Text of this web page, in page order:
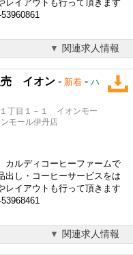
レイアウトも行って頂きます
関連求人情報
売 イオン - 新着 - ハ
丁目１－１ イオンモー
モール伊丹店
カルディ コーヒーファームで
出し・ コーヒーサービスをは
レイアウトも行って頂きます
関連求人情報